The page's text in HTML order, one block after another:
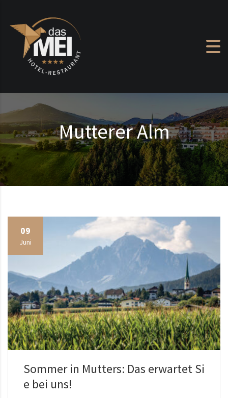
Mutterer Alm
09
Juni
Sommer in Mutters: Das erwartet Si
e bei uns!